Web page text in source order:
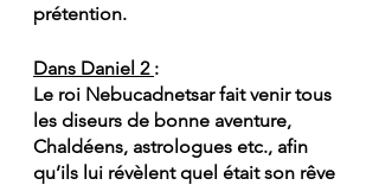
prétention.
Dans Daniel 2 :
Le roi Nebucadnetsar fait venir tous
les diseurs de bonne aventure,
Chaldéens, astrologues etc., afin
qu’ils lui révèlent quel était son rêve